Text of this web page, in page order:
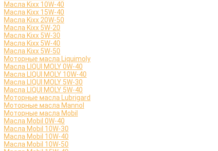
Масла Kixx 10W-40
Масла Kixx 15W-40
Масла Kixx 20W-50
Масла Kixx 5W-20
Масла Kixx 5W-30
Масла Kixx 5W-40
Масла Kixx 5W-50
Моторные масла Liquimoly
Масла LIQUI MOLY 0W-40
Масла LIQUI MOLY 10W-40
Масла LIQUI MOLY 5W-30
Масла LIQUI MOLY 5W-40
Моторные масла Lubrigard
Моторные масла Mannol
Моторные масла Mobil
Масла Mobil 0W-40
Масла Mobil 10W-30
Масла Mobil 10W-40
Масла Mobil 10W-50